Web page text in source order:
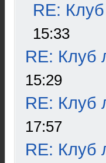
RE:
15:33
RE: Клуб
15:29
RE: Клуб
17:57
RE: Клуб